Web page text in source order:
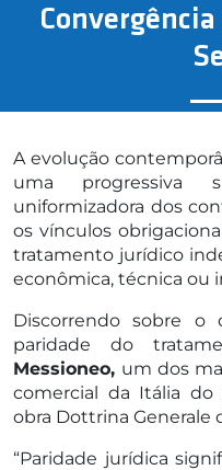
A evolução
uma progressiva
uniformizadora dos
os vínculos
tratamento jurídico
econômica, técnica ou
Discorrendo sobre
paridade do
Messioneo, um dos
comercial da Itália do
obra Dottrina
“Paridade jurídica